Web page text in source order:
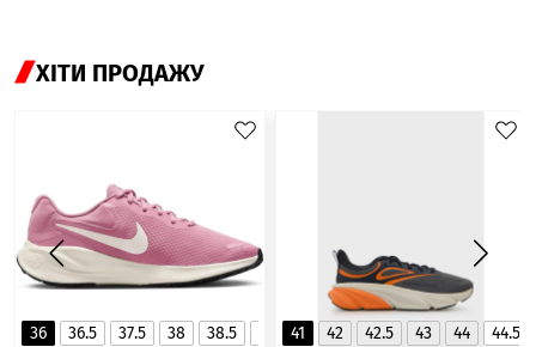
ХІТИ ПРОДАЖУ
36 36.5 37.5 38 38.5 40 40.5
41
41 42 42.5 43 44 44.5